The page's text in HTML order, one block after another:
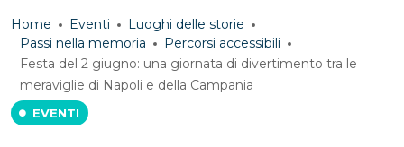
Home Eventi
Luoghi delle storie
Passi nella memoria
Percorsi accessibili
Festa del 2 giugno: una giornata di divertimento tra le
meraviglie di Napoli e della Campania
EVENTI